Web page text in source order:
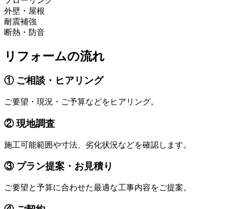
外壁・屋根
耐震補強
断熱・防音
リフォームの流れ
① ご相談・ヒアリング
ご要望・現況・ご予算などをヒアリング。
② 現地調査
施工可能範囲や寸法、劣化状況などを確認します。
③ プラン提案・お見積り
ご要望と予算に合わせた最適な工事内容をご提案。